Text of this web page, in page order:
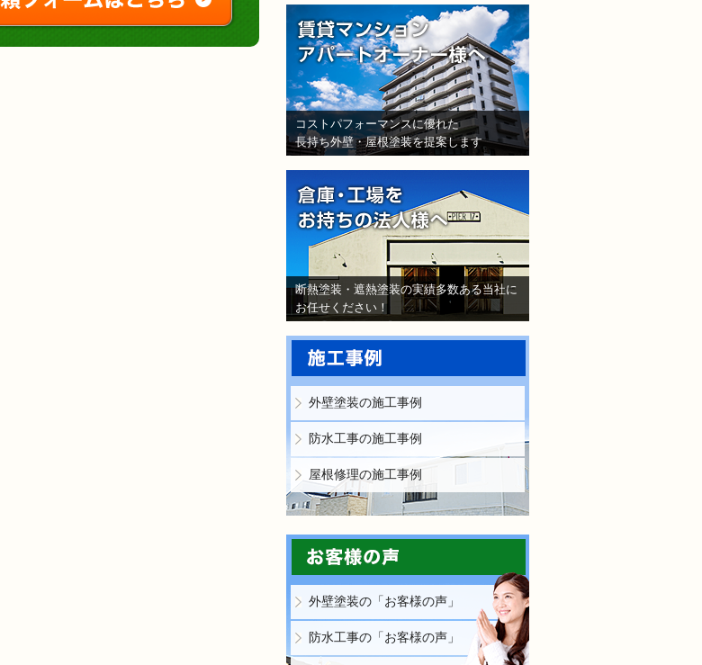
コストパフォーマンスに優れた
長持ち外壁・屋根塗装を提案します
断熱塗装・遮熱塗装の実績多数ある当社に
お任せください！
外壁塗装の施工事例
防水工事の施工事例
屋根修理の施工事例
外壁塗装の「お客様の声」
防水工事の「お客様の声」